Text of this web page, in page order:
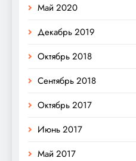
Май 2020
Декабрь 2019
Октябрь 2018
Сентябрь 2018
Октябрь 2017
Июнь 2017
Май 2017